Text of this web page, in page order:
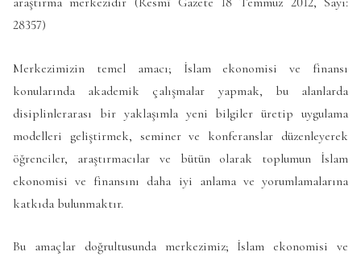
28357)
Merkezimizin temel amacı; İslam ekonomisi ve finansı
konularında akademik çalışmalar yapmak, bu alanlarda
disiplinlerarası bir yaklaşımla yeni bilgiler üretip uygulama
modelleri geliştirmek, seminer ve konferanslar düzenleyerek
öğrenciler, araştırmacılar ve bütün olarak toplumun İslam
ekonomisi ve finansını daha iyi anlama ve yorumlamalarına
katkıda bulunmaktır.
Bu amaçlar doğrultusunda merkezimiz; İslam ekonomisi ve